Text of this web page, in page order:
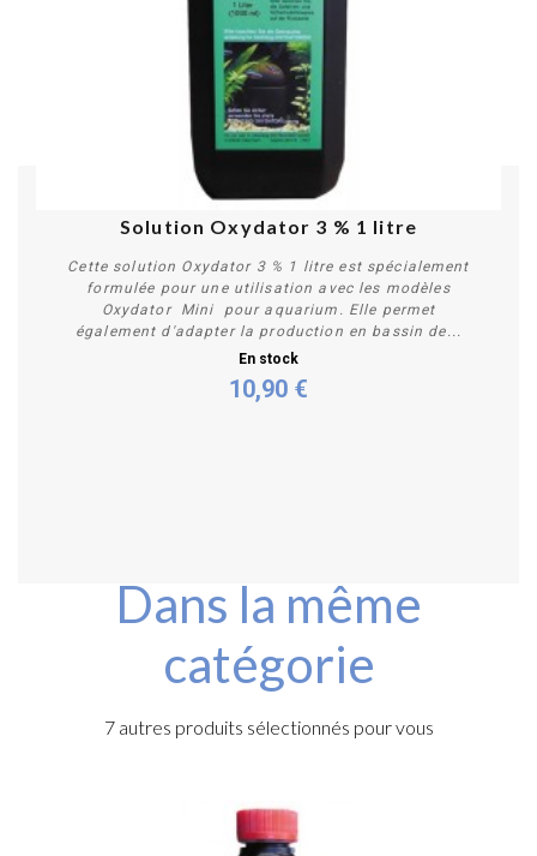
Solution Oxydator 3 % 1 litre
Cette solution Oxydator 3 % 1 litre est spécialement
formulée pour une utilisation avec les modèles
Oxydator Mini pour aquarium. Elle permet
également d'adapter la production en bassin de...
En stock
10,90 €
Dans la même
catégorie
7 autres produits sélectionnés pour vous